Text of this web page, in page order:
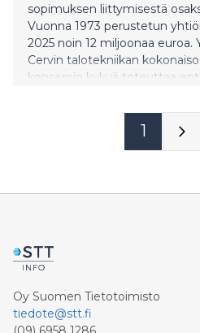
sopimuksen liittymisestä
Vuonna 1973 perustetun
2025 noin 12 miljoonaa euroa.
Cervin talotekniikan
konsernin kykyä toteuttaa
projektikokonaisuuksia.
1
Oy Suomen Tietotoimisto
tiedote@stt.fi